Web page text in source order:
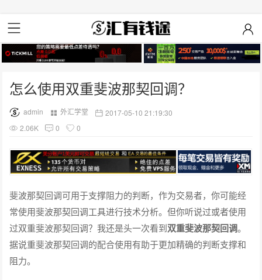
怎么使用双重斐波那契回调？
admin 外汇学堂
2017-05-10 21:19:30
2.06K
0 0
斐波那契回调可用于支撑阻力的判断，作为交易者，你可能经
常使用斐波那契回调工具进行技术分析。但你听说过或者使用
过双重斐波那契回调？我还是头一次看到双重斐波那契回调。
据说重斐波那契回调的配合使用有助于更加精确的判断支撑和
阻力。